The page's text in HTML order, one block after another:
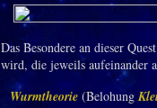
Das Besondere an dieser
wird, die jeweils aufeinander
Wurmtheorie(Belohung